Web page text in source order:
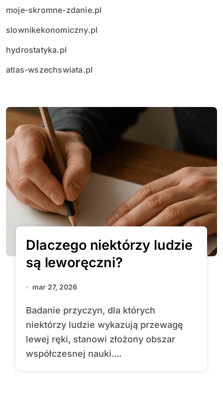
moje-skromne-zdanie.pl
slownikekonomiczny.pl
hydrostatyka.pl
atlas-wszechswiata.pl
Dlaczego niektórzy ludzie
są leworęczni?
mar 27, 2026
Badanie przyczyn, dla których
niektórzy ludzie wykazują przewagę
lewej ręki, stanowi złożony obszar
współczesnej nauki....